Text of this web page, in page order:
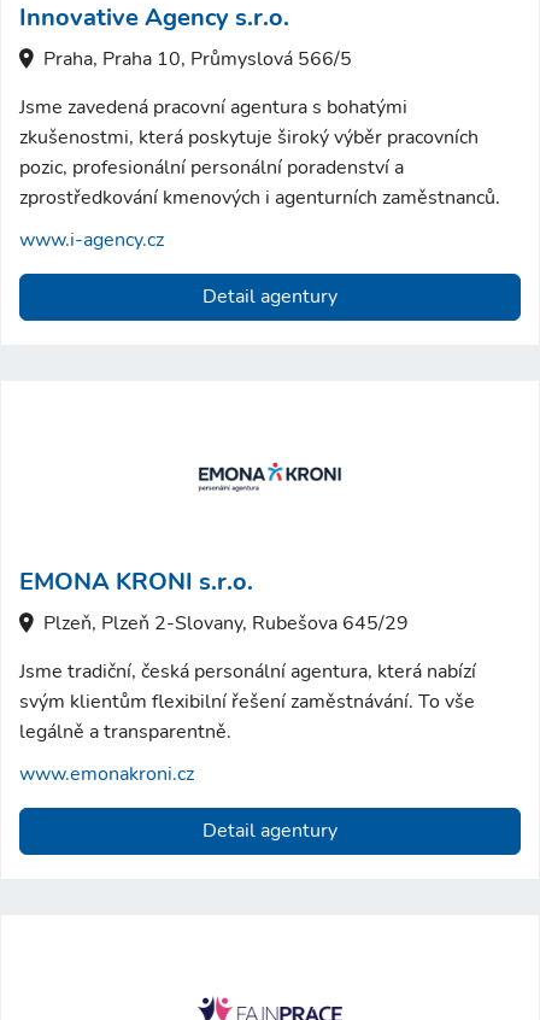
Innovative Agency s.r.o.
Praha, Praha 10, Průmyslová 566/5
Jsme zavedená pracovní agentura s bohatými
zkušenostmi, která poskytuje široký výběr pracovních
pozic, profesionální personální poradenství a
zprostředkování kmenových i agenturních zaměstnanců.
www.i-agency.cz
Detail agentury
EMONA KRONI s.r.o.
Plzeň, Plzeň 2-Slovany, Rubešova 645/29
Jsme tradiční, česká personální agentura, která nabízí
svým klientům flexibilní řešení zaměstnávání. To vše
legálně a transparentně.
www.emonakroni.cz
Detail agentury